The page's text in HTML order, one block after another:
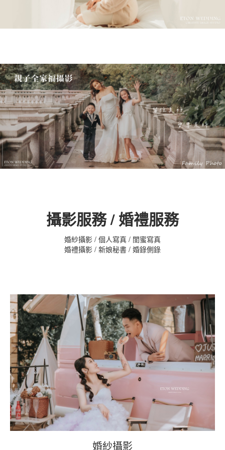
攝影服務 / 婚禮服務
婚紗攝影 / 個人寫真 / 閨蜜寫真
婚禮攝影 / 新娘秘書 / 婚錄側錄
婚紗攝影